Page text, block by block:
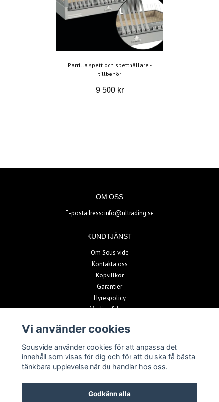
Parrilla spett och spetthållare -
tillbehör
9 500 kr
OM OSS
E-postadress:info@nltrading.se
KUNDTJÄNST
Om Sous vide
Kontakta oss
Köpvillkor
Garantier
Hyrespolicy
Vanliga frågor
Vi använder cookies
Sousvide använder cookies för att anpassa det
innehåll som visas för dig och för att du ska få bästa
tänkbara upplevelse när du handlar hos oss.
Godkänn alla